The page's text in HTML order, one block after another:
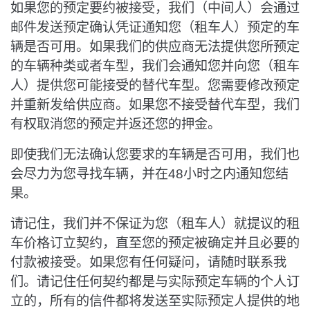
如果您的预定要约被接受，我们（中间人）会通过
邮件发送预定确认凭证通知您（租车人）预定的车
辆是否可用。如果我们的供应商无法提供您所预定
的车辆种类或者车型，我们会通知您并向您（租车
人）提供您可能接受的替代车型。您需要修改预定
并重新发给供应商。如果您不接受替代车型，我们
有权取消您的预定并返还您的押金。
即使我们无法确认您要求的车辆是否可用，我们也
会尽力为您寻找车辆，并在48小时之内通知您结
果。
请记住，我们并不保证为您（租车人）就提议的租
车价格订立契约，直至您的预定被确定并且必要的
付款被接受。如果您有任何疑问，请随时联系我
们。请记住任何契约都是与实际预定车辆的个人订
立的，所有的信件都将发送至实际预定人提供的地